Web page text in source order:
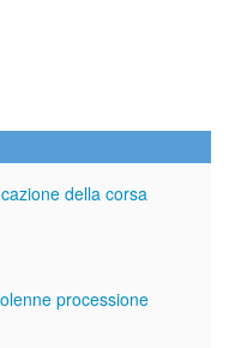
della corsa
processione